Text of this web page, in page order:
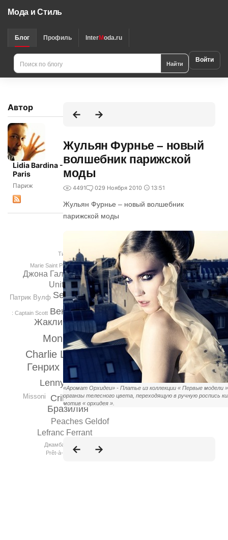
Мода и Стиль
Блог Профиль InterModa.ru
Найти Войти
Автор
Lidia Bardina -
Paris
Париж
Charlie Le Mindu
Генрих Висбов
Monica Vitti
Lenny Krevitz
Жаклин Кеннеди
Венеции
Crillon
Бразилия
Selfridges
Peaches Geldof
Unity
Джона Гальяно
Lefranc Ferrant
Givenchy
Патрик Вулф
Missoni
Джамбаттиста Валли
: Captain Scott
Marie Saint Pierre
Prêt-à-Porter Paris
Барселона
Тим Ван Стенберген
Жульян Фурнье – новый
волшебник парижской
моды
4491 029 Ноября 2010 13:51
Жульян Фурнье – новый волшебник
парижской моды
«Аромат Орхидеи» - Платье из коллекции « Первые модели
органзы телесного цвета, переходящую в ручную роспись
мотив « орхидея ».